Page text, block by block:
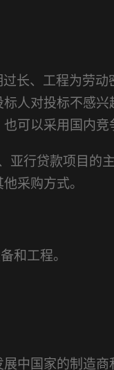
长、工程为劳动
人对投标不感兴
可以采用国内竞
亚行贷款项目的
采购方式。
和工程。
中国家的制造商